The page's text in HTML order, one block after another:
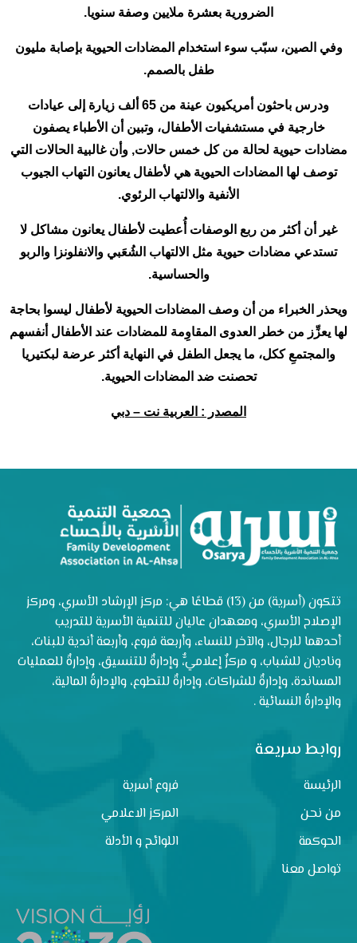
الضرورية بعشرة ملايين وصفة سنويا.
وفي الصين، سبّب سوء استخدام المضادات الحيوية بإصابة مليون
طفل بالصمم.
ودرس باحثون أمريكيون عينة من 65 ألف زيارة إلى عيادات
خارجية في مستشفيات الأطفال، وتبين أن الأطباء يصفون
مضادات حيوية لحالة من كل خمس حالات, وأن غالبية الحالات التي
توصف لها المضادات الحيوية هي لأطفال يعانون التهاب الجيوب
الأنفية والالتهاب الرئوي.
غير أن أكثر من ربع الوصفات أُعطيت لأطفال يعانون مشاكل لا
تستدعي مضادات حيوية مثل الالتهاب الشُعَبي والانفلونزا والربو
والحساسية.
ويحذر الخبراء من أن وصف المضادات الحيوية لأطفال ليسوا بحاجة
لها يعزِّز من خطر العدوى المقاوِمة للمضادات عند الأطفال أنفسهم
والمجتمعِ ككل، ما يجعل الطفل في النهاية أكثر عرضة لبكتيريا
تحصنت ضد المضادات الحيوية.
المصدر : العربية نت – دبي
تتكون (أسرية) من (13) قطاعًا هي: مركز الإرشاد الأسري، ومركز
الإصلاح الأسري، ومعهدان عاليان للتنمية الأسرية للتدريب
أحدهما للرجال، والآخر للنساء، وأربعة فروع، وأربعة أندية للبنات،
وناديان للشباب، و مركزٌ إعلاميٌّ، وإدارةٌ للتنسيق، وإدارةٌ للعمليات
المساندة، وإدارةٌ للشراكات، وإدارةٌ للتطوع، والإدارةُ المالية،
والإدارةُ النسائية .
روابط سريعة
الرئيسة
فروع أسرية
من نحن
المركز الاعلامي
الحوكمة
اللوائح و الأدلة
تواصل معنا